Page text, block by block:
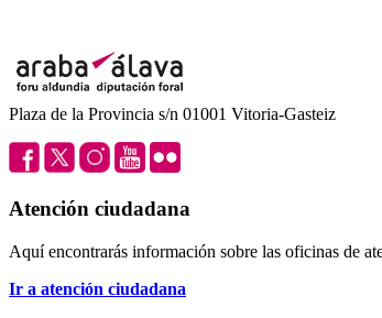
Plaza de la Provincia s/n 01001 Vitoria-Gasteiz
Atención ciudadana
Aquí encontrarás información sobre las oficinas de
Ir a atención ciudadana